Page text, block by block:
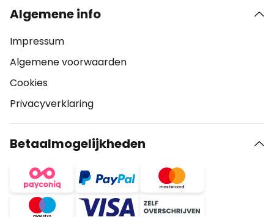
Algemene info
Impressum
Algemene voorwaarden
Cookies
Privacyverklaring
Betaalmogelijkheden